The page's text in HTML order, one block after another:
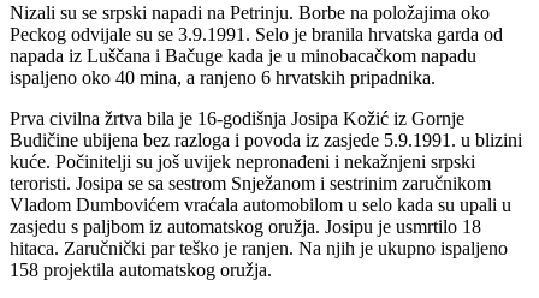
Nizali su se srpski napadi na Petrinju. Borbe na položajima oko
Peckog odvijale su se 3.9.1991. Selo je branila hrvatska garda od
napada iz Luščana i Bačuge kada je u minobacačkom napadu
ispaljeno oko 40 mina, a ranjeno 6 hrvatskih pripadnika.
Prva civilna žrtva bila je 16-godišnja Josipa Kožić iz Gornje
Budičine ubijena bez razloga i povoda iz zasjede 5.9.1991. u blizini
kuće. Počinitelji su još uvijek nepronađeni i nekažnjeni srpski
teroristi. Josipa se sa sestrom Snježanom i sestrinim zaručnikom
Vladom Dumbovićem vraćala automobilom u selo kada su upali u
zasjedu s paljbom iz automatskog oružja. Josipu je usmrtilo 18
hitaca. Zaručnički par teško je ranjen. Na njih je ukupno ispaljeno
158 projektila automatskog oružja.